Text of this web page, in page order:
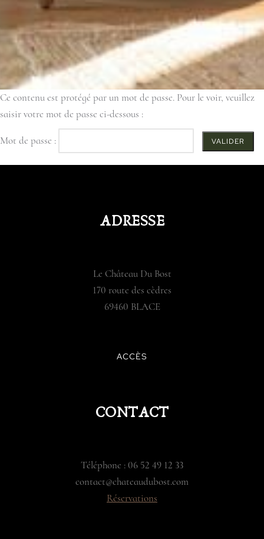
Ce contenu est protégé par un mot de passe. Pour le voir, veuillez
saisir votre mot de passe ci-dessous :
Mot de passe :
ADRESSE
Le Château Du Bost
170 route des cèdres
69460 BLACE
ACCÈS
CONTACT
Téléphone : 06 52 49 12 33
contact@chateaudubost.com
Réservations